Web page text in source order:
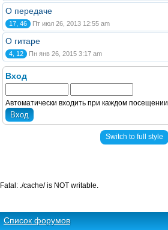
О передаче
17, 46 Пт июл 26, 2013 12:55 am
О гитаре
4, 12 Пн янв 26, 2015 3:17 am
Вход
Автоматически входить при каждом посещении
Switch to full style
Список форумов
Fatal: ./cache/ is NOT writable.